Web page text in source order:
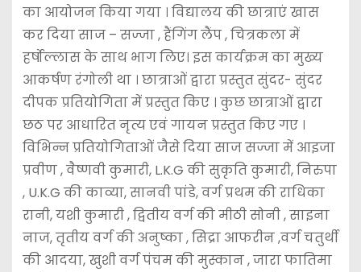
का आयोजन किया गया । विद्यालय की छात्राएं खास
कर दिया साज – सज्जा , हैंगिंग लैंप , चित्रकला में
हर्षोल्लास के साथ भाग लिए। इस कार्यक्रम का मुख्य
आकर्षण रंगोली था । छात्राओं द्वारा प्रस्तुत सुंदर- सुंदर
दीपक प्रतियोगिता में प्रस्तुत किए । कुछ छात्राओं द्वारा
छठ पर आधारित नृत्य एवं गायन प्रस्तुत किए गए ।
विभिन्न प्रतियोगिताओं जैसे दिया साज सज्जा में आइजा
प्रवीण , वैष्णवी कुमारी, L.K.G की सुकृति कुमारी, निरुपा
, U.K.G की काव्या, सानवी पांडे, वर्ग प्रथम की राधिका
रानी, यशी कुमारी , द्वितीय वर्ग की मीठी सोनी , साइना
नाज, तृतीय वर्ग की अनुष्का , सिद्रा आफरीन ,वर्ग चतुर्थी
की आदया, खुशी वर्ग पंचम की मुस्कान , जारा फातिमा